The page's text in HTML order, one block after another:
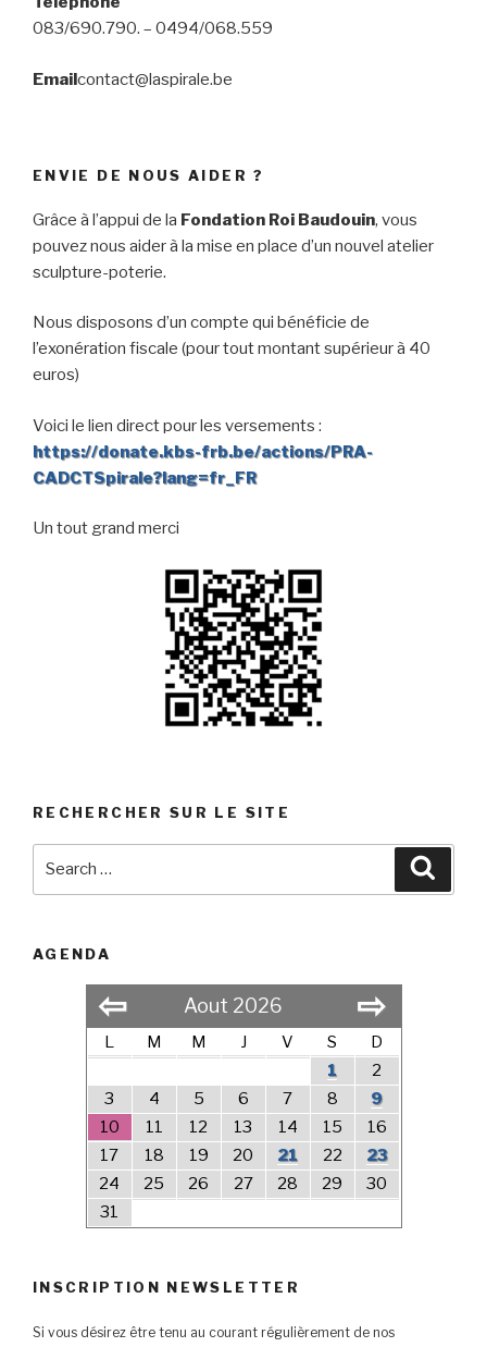
083/690.790. – 0494/068.559
Emailcontact@laspirale.be
ENVIE DE NOUS AIDER ?
Grâce à l’appui de la Fondation Roi Baudouin, vous
pouvez nous aider à la mise en place d’un nouvel atelier
sculpture-poterie.
Nous disposons d’un compte qui bénéficie de
l’exonération fiscale (pour tout montant supérieur à 40
euros)
Voici le lien direct pour les versements :
https://donate.kbs-frb.be/actions/PRA-
CADCTSpirale?lang=fr_FR
Un tout grand merci
RECHERCHER SUR LE SITE
AGENDA
⇦ Aout 2026 ⇨
L M M J V S
D
1
2
3
4 5 6 7 8
9
10
11 12 13 14 15
16
17
18 19 20 21 22
23
24
25 26 27 28 29
30
31
INSCRIPTION NEWSLETTER
Si vous désirez être tenu au courant régulièrement de nos